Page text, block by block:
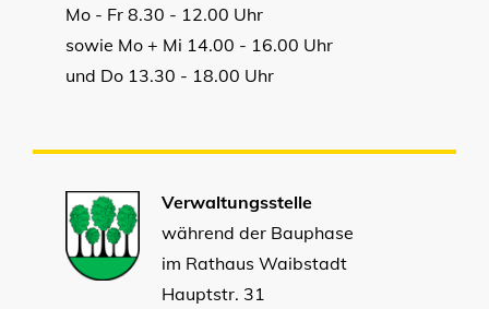
Mo - Fr 8.30 - 12.00 Uhr
sowie Mo + Mi 14.00 - 16.00 Uhr
und Do 13.30 - 18.00 Uhr
Verwaltungsstelle
während der Bauphase
im Rathaus Waibstadt
Hauptstr. 31